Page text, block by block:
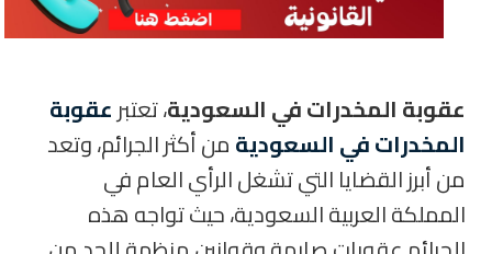
عقوبة المخدرات في السعودية، تعتبرعقوبة
المخدرات في السعوديةمن أكثر الجرائم، وتعد
من أبرز القضايا التي تشغل الرأي العام في
المملكة العربية السعودية، حيث تواجه هذه